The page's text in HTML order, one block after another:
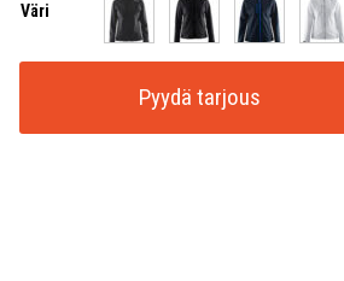
Väri
Pyydä tarjous